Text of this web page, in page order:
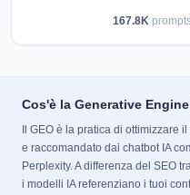
167.8K
Cos'è la Generative
Il GEO è la pratica di ottimizzare
e raccomandato dai chatbot IA
Perplexity. A differenza del SEO
i modelli IA referenziano i tuoi